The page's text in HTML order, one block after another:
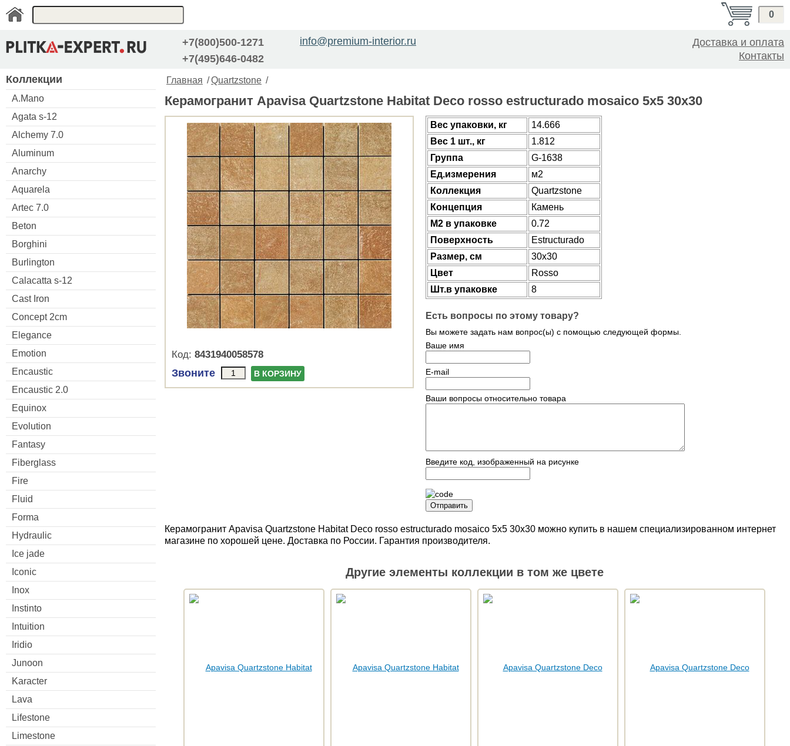
0
+7(800)500-1271
+7(495)646-0482
info@premium-interior.ru
Доставка и оплата
Контакты
Коллекции
A.Mano
Agata s-12
Alchemy 7.0
Aluminum
Anarchy
Aquarela
Artec 7.0
Beton
Borghini
Burlington
Calacatta s-12
Cast Iron
Concept 2cm
Elegance
Emotion
Encaustic
Encaustic 2.0
Equinox
Evolution
Fantasy
Fiberglass
Fire
Fluid
Forma
Hydraulic
Ice jade
Iconic
Inox
Instinto
Intuition
Iridio
Junoon
Karacter
Lava
Lifestone
Limestone
Главная /Quartzstone /
Керамогранит Apavisa Quartzstone Habitat Deco rosso estructurado mosaico 5x5 30x30
Код: 8431940058578
Звоните В КОРЗИНУ
Веc упаковки, кг
14.666
Вес 1 шт., кг
1.812
Группа
G-1638
Ед.измерения
м2
Коллекция
Quartzstone
Концепция
Камень
М2 в упаковке
0.72
Поверхность
Estructurado
Размер, см
30x30
Цвет
Rosso
Шт.в упаковке
8
Есть вопросы по этому товару?
Вы можете задать нам вопрос(ы) с помощью следующей формы.
Ваше имя
E-mail
Ваши вопросы относительно товара
Введите код, изображенный на рисунке
Отправить
Керамогранит Apavisa Quartzstone Habitat Deco rosso estructurado mosaico 5x5 30x30 можно купить в нашем специализированном интернет
магазине по хорошей цене. Доставка по России. Гарантия производителя.
Другие элементы коллекции в том же цвете